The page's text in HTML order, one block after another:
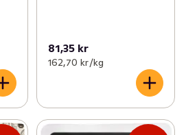
81,35 kr
162,70 kr /kg